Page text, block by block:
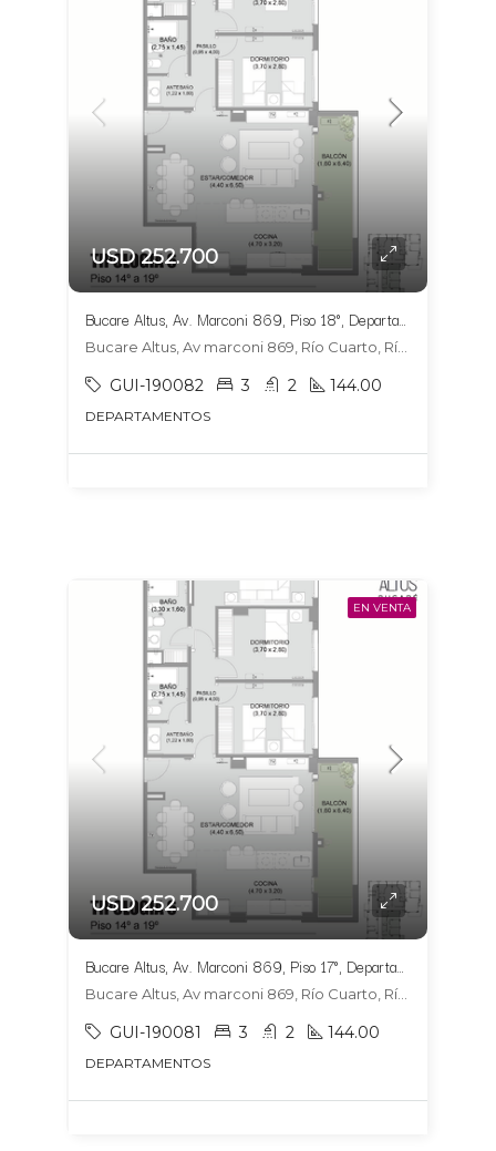
USD 252.700
Bucare Altus, Av. Marconi 869, Piso 18°, Departamento 1804, Tipologia 6
Bucare Altus, Av marconi 869, Río Cuarto, Río Cuarto
GUI-190082 3 2 144.00
DEPARTAMENTOS
EN VENTA
USD 252.700
Bucare Altus, Av. Marconi 869, Piso 17°, Departamento 1704, Tipologia 6
Bucare Altus, Av marconi 869, Río Cuarto, Río Cuarto
GUI-190081 3 2 144.00
DEPARTAMENTOS